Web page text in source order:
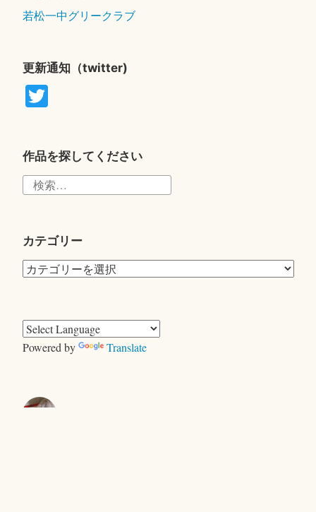
若松一中グリークラブ
更新通知（twitter)
T
r
作品を探してください
カテゴリー
カ
リ
ー
Powered by Translate